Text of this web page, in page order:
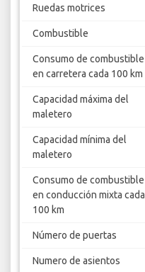
Ruedas motrices
Combustible
Consumo de combustible
en carretera cada 100 km
Capacidad máxima del
maletero
Capacidad mínima del
maletero
Consumo de combustible
en conducción mixta cada
100 km
Número de puertas
Numero de asientos